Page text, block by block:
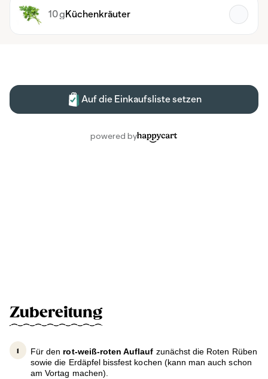
Zubereitung
Für den rot-weiß-roten Auflauf zunächst die Roten Rüben
sowie die Erdäpfel bissfest kochen (kann man auch schon
am Vortag machen).